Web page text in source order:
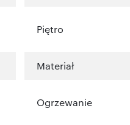
Piętro
Materiał
Ogrzewanie